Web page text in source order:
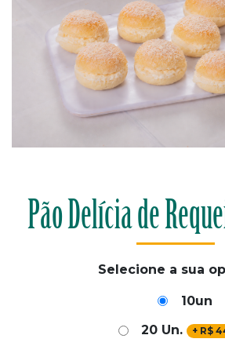
Pão Delícia de
Selecione a sua
10un
20 Un.
+ R$